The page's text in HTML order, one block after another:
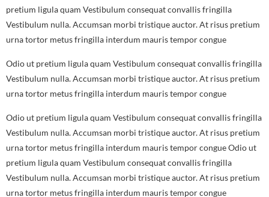
pretium ligula quam Vestibulum consequat convallis fringilla
Vestibulum nulla. Accumsan morbi tristique auctor. At risus pretium
urna tortor metus fringilla interdum mauris tempor congue
Odio ut pretium ligula quam Vestibulum consequat convallis fringilla
Vestibulum nulla. Accumsan morbi tristique auctor. At risus pretium
urna tortor metus fringilla interdum mauris tempor congue
Odio ut pretium ligula quam Vestibulum consequat convallis fringilla
Vestibulum nulla. Accumsan morbi tristique auctor. At risus pretium
urna tortor metus fringilla interdum mauris tempor congue Odio ut
pretium ligula quam Vestibulum consequat convallis fringilla
Vestibulum nulla. Accumsan morbi tristique auctor. At risus pretium
urna tortor metus fringilla interdum mauris tempor congue